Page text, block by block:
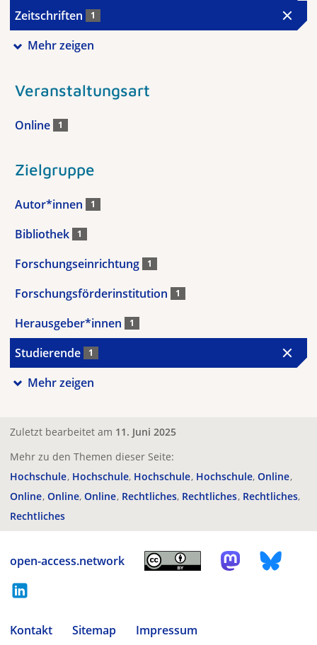
Zeitschriften 1
Mehr zeigen
Veranstaltungsart
Online 1
Zielgruppe
Autor*innen 1
Bibliothek 1
Forschungseinrichtung 1
Forschungsförderinstitution 1
Herausgeber*innen 1
Studierende 1
Mehr zeigen
Zuletzt bearbeitet am 11. Juni 2025
Mehr zu den Themen dieser Seite:
Hochschule Hochschule Hochschule Hochschule Online
Online Online Online Rechtliches Rechtliches Rechtliches
Rechtliches
open-access.network
Kontakt Sitemap
Impressum